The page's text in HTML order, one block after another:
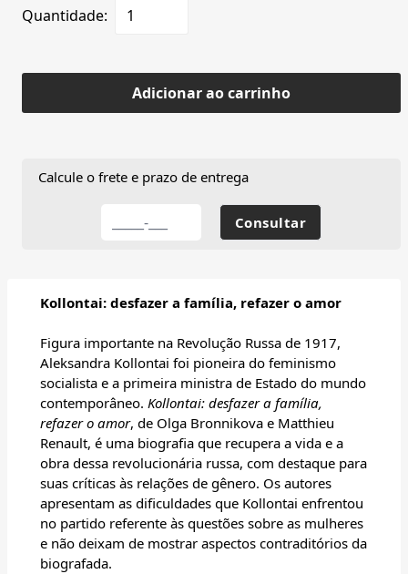
Quantidade:
Adicionar ao carrinho
Calcule o frete e prazo de entrega
Kollontai: desfazer a família, refazer o amor
Figura importante na Revolução Russa de 1917,
Aleksandra Kollontai foi pioneira do feminismo
socialista e a primeira ministra de Estado do mundo
contemporâneo. Kollontai: desfazer a família,
refazer o amor, de Olga Bronnikova e Matthieu
Renault, é uma biografia que recupera a vida e a
obra dessa revolucionária russa, com destaque para
suas críticas às relações de gênero. Os autores
apresentam as dificuldades que Kollontai enfrentou
no partido referente às questões sobre as mulheres
e não deixam de mostrar aspectos contraditórios da
biografada.